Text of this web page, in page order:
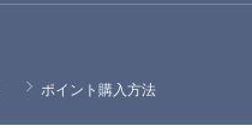
ポイント購入方法